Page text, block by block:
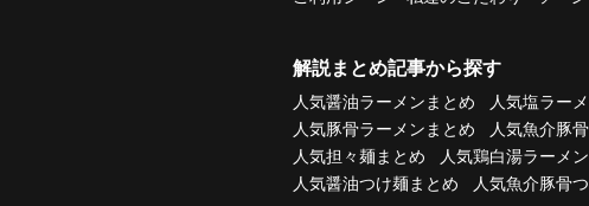
解説まとめ記事から探す
人気醤油ラーメンまとめ 人気塩ラー
人気豚骨ラーメンまとめ
人気魚介豚
人気担々麺まとめ
人気鶏白湯ラーメ
人気醤油つけ麺まとめ
人気魚介豚骨